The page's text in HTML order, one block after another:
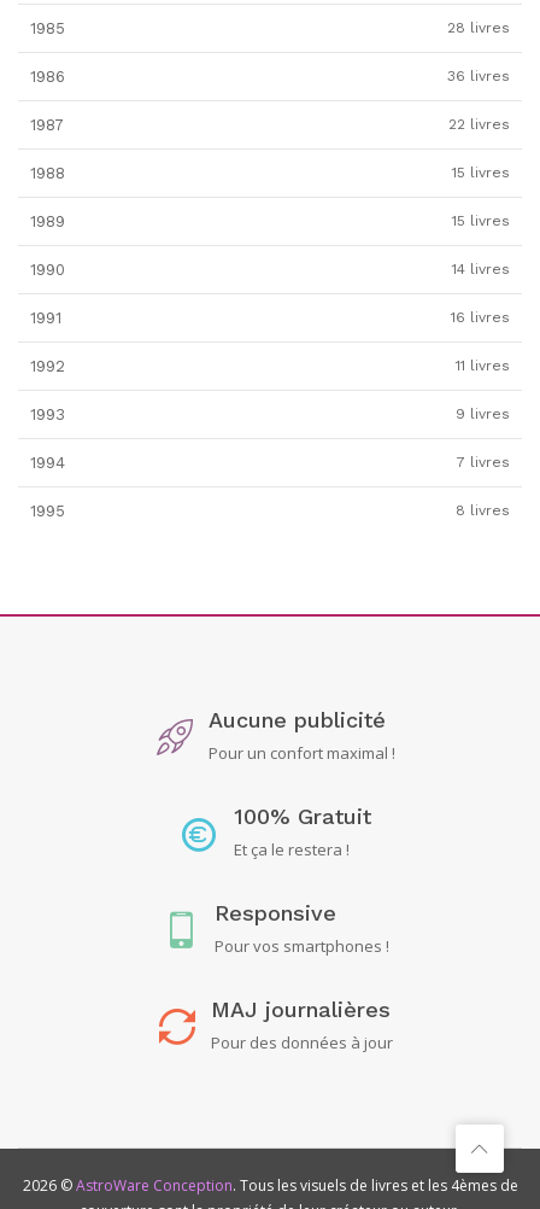
1985 28 livres
1986 36 livres
1987 22 livres
1988 15 livres
1989 15 livres
1990 14 livres
1991 16 livres
1992 11 livres
1993 9 livres
1994 7 livres
1995 8 livres
Aucune publicité
Pour un confort maximal !
100% Gratuit
Et ça le restera !
Responsive
Pour vos smartphones !
MAJ journalières
Pour des données à jour
2026 ©AstroWare Conception. Tous les visuels de livres et les 4èmes de